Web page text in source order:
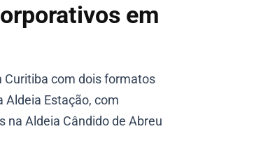
em
Curitiba com dois formatos
Aldeia Estação, com
na Aldeia Cândido de Abreu